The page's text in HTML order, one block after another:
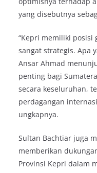
yang disebutnya
“Kepri memiliki posisi
sangat strategis. Apa
Ansar Ahmad
penting bagi
secara keseluruhan,
perdagangan
ungkapnya.
Sultan Bachtiar juga
memberikan
Provinsi Kepri dalam